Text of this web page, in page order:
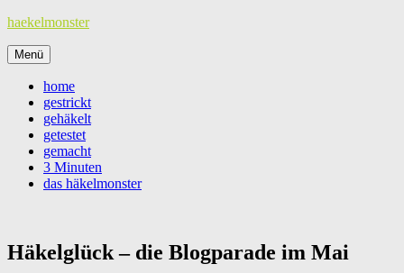
Zum
springen
haekelmonster
Menü
home
gestrickt
gehäkelt
getestet
gemacht
3 Minuten
das häkelmonster
Häkelglück – die Blogparade im Mai